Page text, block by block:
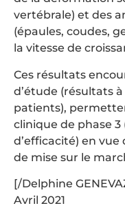
vertébrale) et des
(épaules, coudes,
la vitesse de
Ces résultats
d’étude (résultats
patients),
clinique de phase
d’efficacité) en vue
de mise sur le
[/Delphine
Avril 2021